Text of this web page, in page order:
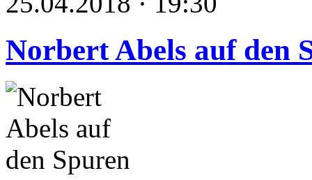
Norbert Abels auf den